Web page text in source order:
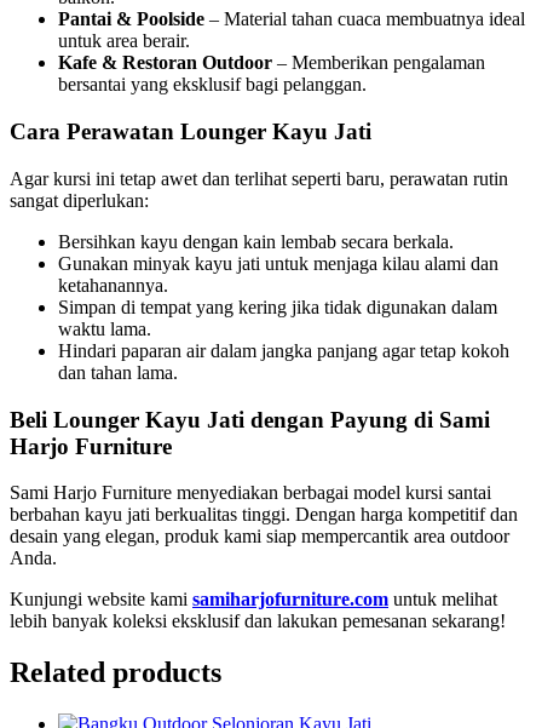
Pantai & Poolside – Material tahan cuaca membuatnya ideal
untuk area berair.
Kafe & Restoran Outdoor – Memberikan pengalaman
bersantai yang eksklusif bagi pelanggan.
Cara Perawatan Lounger Kayu Jati
Agar kursi ini tetap awet dan terlihat seperti baru, perawatan rutin
sangat diperlukan:
Bersihkan kayu dengan kain lembab secara berkala.
Gunakan minyak kayu jati untuk menjaga kilau alami dan
ketahanannya.
Simpan di tempat yang kering jika tidak digunakan dalam
waktu lama.
Hindari paparan air dalam jangka panjang agar tetap kokoh
dan tahan lama.
Beli Lounger Kayu Jati dengan Payung di Sami
Harjo Furniture
Sami Harjo Furniture menyediakan berbagai model kursi santai
berbahan kayu jati berkualitas tinggi. Dengan harga kompetitif dan
desain yang elegan, produk kami siap mempercantik area outdoor
Anda.
Kunjungi website kami samiharjofurniture.com untuk melihat
lebih banyak koleksi eksklusif dan lakukan pemesanan sekarang!
Related products